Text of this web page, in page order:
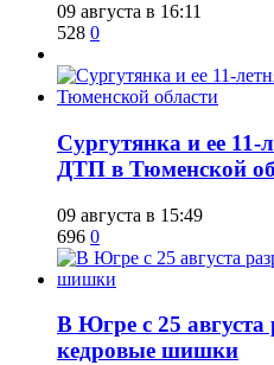
09 августа в 16:11
528 0
Сургутянка и ее 11-
ДТП в Тюменской
09 августа в 15:49
696 0
​В Югре с 25 августа
кедровые шишки